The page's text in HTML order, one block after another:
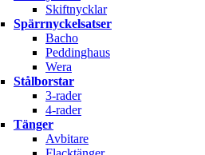
Skiftnycklar
Spärrnyckelsatser
Bacho
Peddinghaus
Wera
Stålborstar
3-rader
4-rader
Tänger
Avbitare